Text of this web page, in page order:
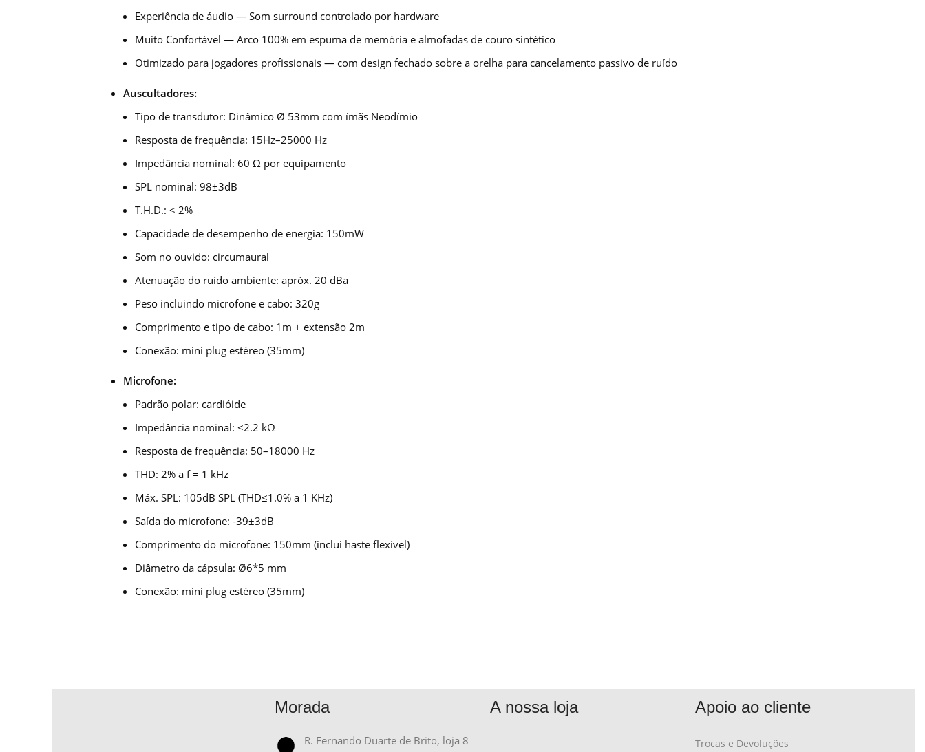
Experiência de áudio — Som surround controlado por hardware
Muito Confortável — Arco 100% em espuma de memória e almofadas de couro sintético
Otimizado para jogadores profissionais — com design fechado sobre a orelha para cancelamento passivo de ruído
Auscultadores:
Tipo de transdutor: Dinâmico Ø 53mm com ímãs Neodímio
Resposta de frequência: 15Hz–25000 Hz
Impedância nominal: 60 Ω por equipamento
SPL nominal: 98±3dB
T.H.D.: < 2%
Capacidade de desempenho de energia: 150mW
Som no ouvido: circumaural
Atenuação do ruído ambiente: apróx. 20 dBa
Peso incluindo microfone e cabo: 320g
Comprimento e tipo de cabo: 1m + extensão 2m
Conexão: mini plug estéreo (35mm)
Microfone:
Padrão polar: cardióide
Impedância nominal: ≤2.2 kΩ
Resposta de frequência: 50–18000 Hz
THD: 2% a f = 1 kHz
Máx. SPL: 105dB SPL (THD≤1.0% a 1 KHz)
Saída do microfone: -39±3dB
Comprimento do microfone: 150mm (inclui haste flexível)
Diâmetro da cápsula: Ø6*5 mm
Conexão: mini plug estéreo (35mm)
Morada
R. Fernando Duarte de Brito, loja 8
A nossa loja Apoio ao cliente
Trocas e Devoluções